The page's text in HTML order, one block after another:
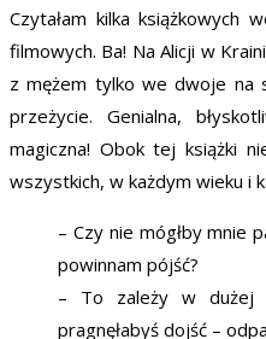
Czytałam kilka książkowych
filmowych. Ba! Na Alicji w
z mężem tylko we dwoje na
przeżycie. Genialna,
magiczna! Obok tej książki
wszystkich, w każdym wieku i
– Czy nie mógłby mnie
powinnam pójść?
– To zależy w dużej
pragnęłabyś dojść –